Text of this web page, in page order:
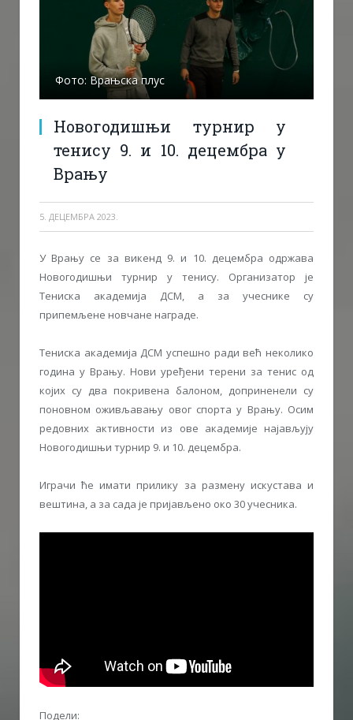
Фото: Врањска плус
Новогодишњи турнир у
тенису 9. и 10. децембра у
Врању
5. ДЕЦЕМБРА 2023.
У Врању се за викенд 9. и 10. децембра одржава
Новогодишњи турнир у тенису. Организатор је
Тениска академија ДСМ, а за учеснике су
припемљене новчане награде.
Тениска академија ДСМ успешно ради већ неколико
година у Врању. Нови уређени терени за тенис од
којих су два покривена балоном, доприненели су
поновном оживљавању овог спорта у Врању. Осим
редовних активности из ове академије најављују
Новогодишњи турнир 9. и 10. децембра.
Играчи ће имати прилику за размену искустава и
вештина, а за сада је пријављено око 30 учесника.
Подели: